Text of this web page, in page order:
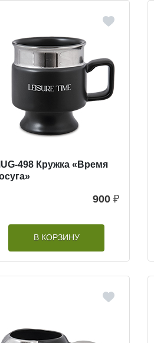
498 Кружка «Время
900 ₽
В КОРЗИНУ